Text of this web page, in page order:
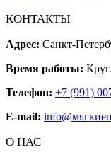
КОНТАКТЫ
Адрес: Санкт-
Время работы:
Телефон: +7 (991)
E-mail:
О НАС